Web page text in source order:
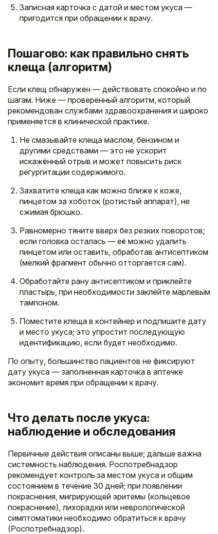
Записная карточка с датой и местом укуса —
пригодится при обращении к врачу.
Пошагово: как правильно снять
клеща (алгоритм)
Если клещ обнаружен — действовать спокойно и по
шагам. Ниже — проверенный алгоритм, который
рекомендован службами здравоохранения и широко
применяется в клинической практике.
Не смазывайте клеща маслом, бензином и
другими средствами — это не ускорит
искажённый отрыв и может повысить риск
регургитации содержимого.
Захватите клеща как можно ближе к коже,
пинцетом за хоботок (ротистый аппарат), не
сжимая брюшко.
Равномерно тяните вверх без резких поворотов;
если головка осталась — её можно удалить
пинцетом или оставить, обработав антисептиком
(мелкий фрагмент обычно отторгается сам).
Обработайте рану антисептиком и приклейте
пластырь, при необходимости заклейте марлевым
тампоном.
Поместите клеща в контейнер и подпишите дату
и место укуса; это упростит последующую
идентификацию, если будет необходимо.
По опыту, большинство пациентов не фиксируют
дату укуса — заполненная карточка в аптечке
экономит время при обращении к врачу.
Что делать после укуса:
наблюдение и обследования
Первичные действия описаны выше; дальше важна
системность наблюдения. Роспотребнадзор
рекомендует контроль за местом укуса и общим
состоянием в течение 30 дней; при появлении
покраснения, мигрирующей эритемы (кольцевое
покраснение), лихорадки или неврологической
симптоматики необходимо обратиться к врачу
(Роспотребнадзор).